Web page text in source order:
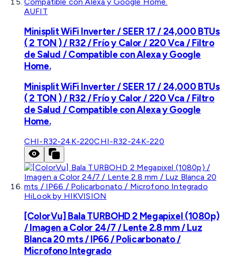
AUFIT
Minisplit WiFi Inverter / SEER 17 / 24,000 BTUs
( 2 TON ) / R32 / Frío y Calor / 220 Vca / Filtro
de Salud / Compatible con Alexa y Google
Home.
Minisplit WiFi Inverter / SEER 17 / 24,000 BTUs
( 2 TON ) / R32 / Frío y Calor / 220 Vca / Filtro
de Salud / Compatible con Alexa y Google
Home.
CHI-R32-24K-220CHI-R32-24K-220
HiLook by HIKVISION
[ColorVu] Bala TURBOHD 2 Megapixel (1080p)
/ Imagen a Color 24/7 / Lente 2.8 mm / Luz
Blanca 20 mts / IP66 / Policarbonato /
Microfono Integrado